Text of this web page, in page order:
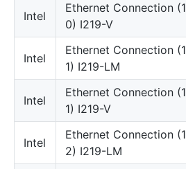
Intel
Ethernet Connection (1
0) I219-V
Intel
Ethernet Connection (1
1) I219-LM
Intel
Ethernet Connection (1
1) I219-V
Intel
Ethernet Connection (1
2) I219-LM